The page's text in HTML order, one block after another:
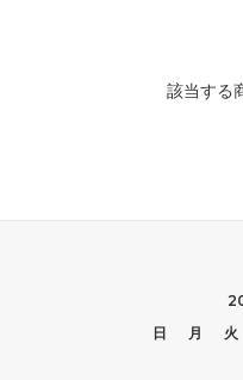
該当する
日
月 火